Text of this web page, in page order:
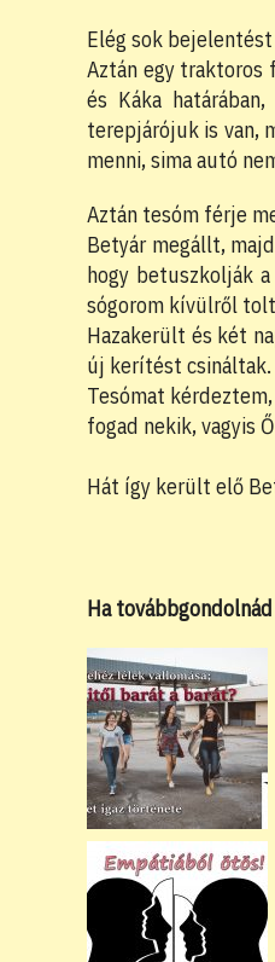
Elég sok
Aztán egy traktoros
és Káka
terepjárójuk is van,
menni, sima autó
Aztán tesóm férje
Betyár megállt,
hogy betuszkolják
sógorom kívülről
Hazakerült és két
új kerítést
Tesómat
fogad nekik, vagyis
Hát így került elő
Ha